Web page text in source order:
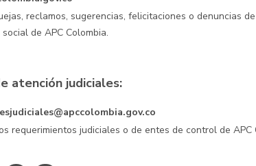
reclamos, sugerencias, felicitaciones o denuncias
de APC Colombia.
atención judiciales:
requerimientos judiciales o de entes de control de APC